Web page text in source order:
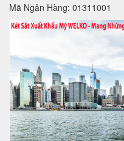
Mã Ngân Hàng: 01311001